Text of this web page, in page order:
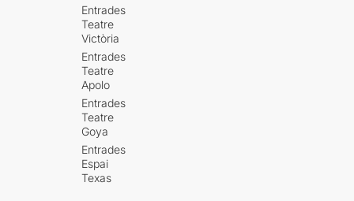
Entrades
Teatre
Victòria
Entrades
Teatre
Apolo
Entrades
Teatre
Goya
Entrades
Espai
Texas